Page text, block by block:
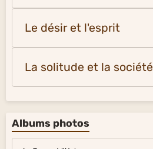
Le désir et l'esprit
La solitude et la société
Albums photos